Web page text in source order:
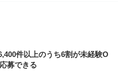
件以上のうち6割が未経験O
募できる